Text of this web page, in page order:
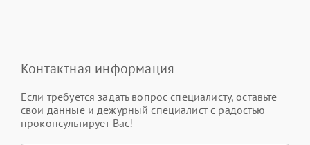
Контактная информация
Если требуется задать вопрос специалисту, оставьте
свои данные и дежурный специалист с радостью
проконсультирует Вас!